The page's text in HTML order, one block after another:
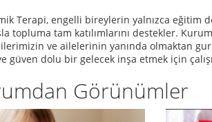
Terapi, engelli bireylerin yalnızca eğitim
topluma tam katılımlarını destekler.
ve ailelerinin yanında olmaktan
güven dolu bir gelecek inşa etmek için
Görünümler